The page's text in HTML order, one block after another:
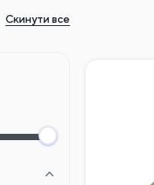
Скинути все